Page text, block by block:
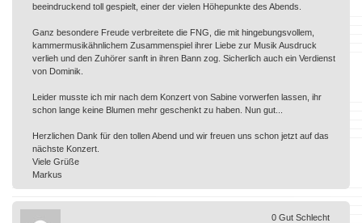
beeindruckend toll gespielt, einer der vielen Höhepunkte des Abends.
Ganz besondere Freude verbreitete die FNG, die mit hingebungsvollem,
kammermusikähnlichem Zusammenspiel ihrer Liebe zur Musik Ausdruck
verlieh und den Zuhörer sanft in ihren Bann zog. Sicherlich auch ein Verdienst
von Dominik.
Leider musste ich mir nach dem Konzert von Sabine vorwerfen lassen, ihr
schon lange keine Blumen mehr geschenkt zu haben. Nun gut...
Herzlichen Dank für den tollen Abend und wir freuen uns schon jetzt auf das
nächste Konzert.
Viele Grüße
Markus
0 Gut Schlecht